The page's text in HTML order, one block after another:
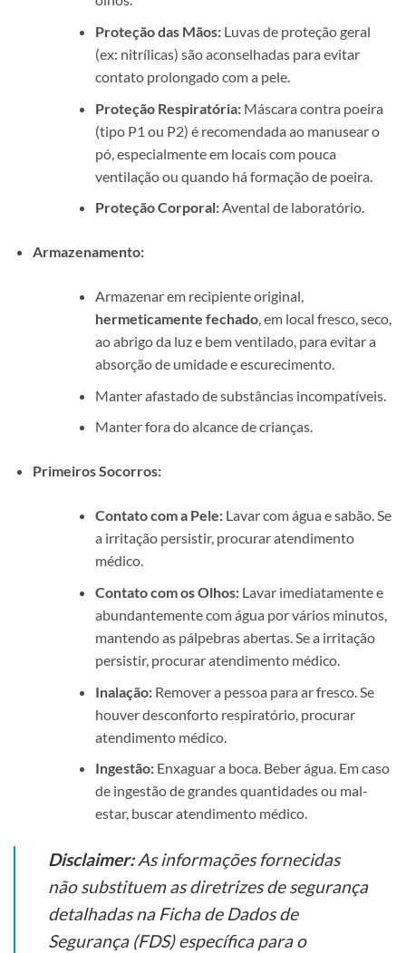
Proteção das Mãos:Luvas de proteção geral
(ex: nitrílicas) são aconselhadas para evitar
contato prolongado com a pele.
Proteção Respiratória:Máscara contra poeira
(tipo P1 ou P2) é recomendada ao manusear o
pó, especialmente em locais com pouca
ventilação ou quando há formação de poeira.
Proteção Corporal:Avental de laboratório.
Armazenamento:
Armazenar em recipiente original,
hermeticamente fechado, em local fresco, seco,
ao abrigo da luz e bem ventilado, para evitar a
absorção de umidade e escurecimento.
Manter afastado de substâncias incompatíveis.
Manter fora do alcance de crianças.
Primeiros Socorros:
Contato com a Pele:Lavar com água e sabão. Se
a irritação persistir, procurar atendimento
médico.
Contato com os Olhos:Lavar imediatamente e
abundantemente com água por vários minutos,
mantendo as pálpebras abertas. Se a irritação
persistir, procurar atendimento médico.
Inalação:Remover a pessoa para ar fresco. Se
houver desconforto respiratório, procurar
atendimento médico.
Ingestão:Enxaguar a boca. Beber água. Em caso
de ingestão de grandes quantidades ou mal-
estar, buscar atendimento médico.
Disclaimer:As informações fornecidas
não substituem as diretrizes de segurança
detalhadas na Ficha de Dados de
Segurança (FDS) específica para o